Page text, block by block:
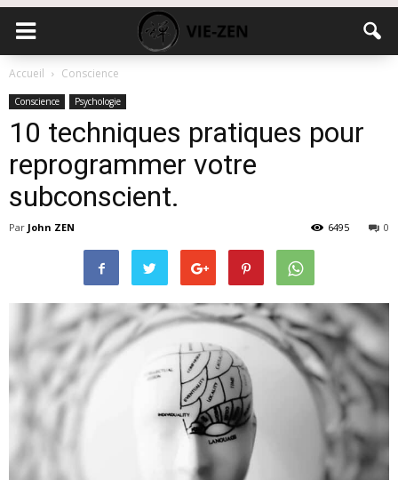
Accueil Conscience
Conscience Psychologie
10 techniques pratiques pour
reprogrammer votre
subconscient.
Par John ZEN 0
6495